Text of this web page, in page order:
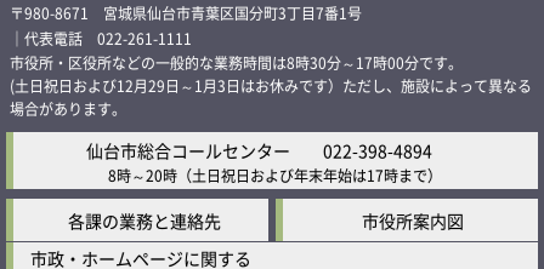
〒980-8671 宮城県仙台市青葉区国分町3丁目7番1号
｜代表電話 022-261-1111
市役所・区役所などの一般的な業務時間は8時30分～17時00分です。
(土日祝日および12月29日～1月3日はお休みです）ただし、施設によって異なる
場合があります。
仙台市総合コールセンター 022-398-4894
8時～20時 （土日祝日および年末年始は17時まで）
各課の業務と連絡先
市役所案内図
市政・ホームページに関する